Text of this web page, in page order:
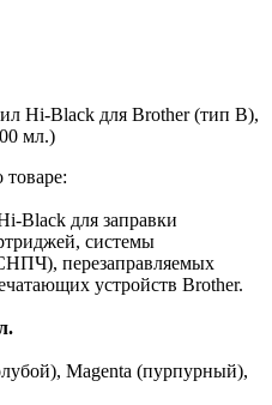
Hi-Black для Brother (тип B),
мл.)
Black для заправки
системы
перезаправляемых
устройств Brother.
Magenta (пурпурный),